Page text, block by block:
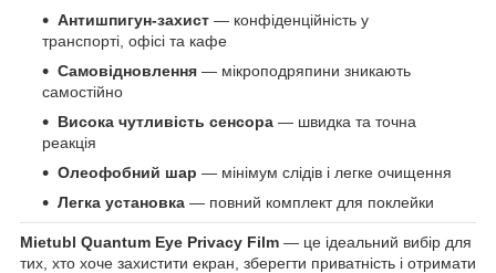
Антишпигун-захист — конфіденційність у
транспорті, офісі та кафе
Самовідновлення — мікроподряпини зникають
самостійно
Висока чутливість сенсора — швидка та точна
реакція
Олеофобний шар — мінімум слідів і легке очищення
Легка установка — повний комплект для поклейки
Mietubl Quantum Eye Privacy Film — це ідеальний вибір для
тих, хто хоче захистити екран, зберегти приватність і отримати